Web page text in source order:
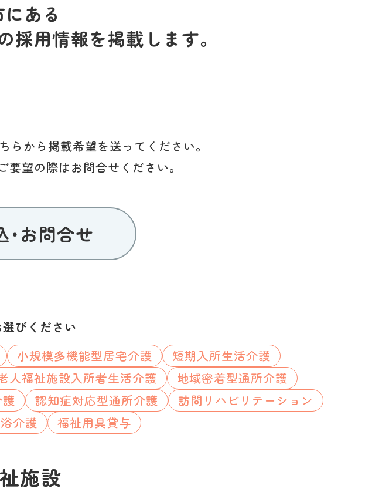
ある
用情報を掲載します。
から掲載希望を送ってください。
望の際はお問合せください。
･お問合せ
びください
小規模多機能型居宅介護
短期入所生活介護
人福祉施設入所者生活介護
地域密着型通所介護
認知症対応型通所介護
訪問リハビリテーション
介護 福祉用具貸与
施設